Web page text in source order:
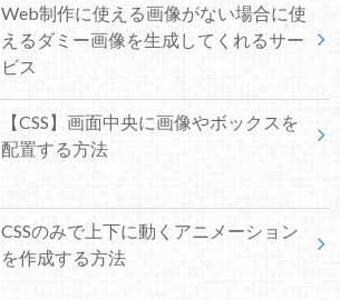
Web制作に使える画像がない場合に使
えるダミー画像を生成してくれるサー
ビス
【CSS】画面中央に画像やボックスを
配置する方法
CSSのみで上下に動くアニメーション
を作成する方法